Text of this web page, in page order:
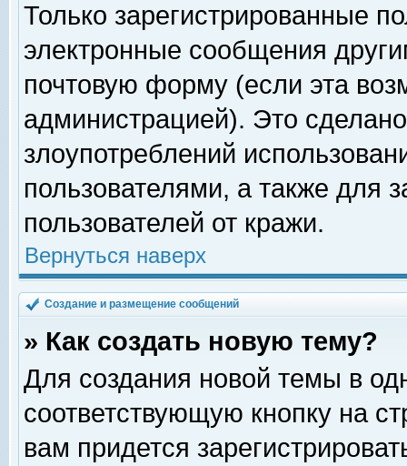
Только зарегистрированные
электронные сообщения
почтовую форму (если эта
администрацией). Это
злоупотреблений
пользователями, а также для
пользователей от кражи.
Вернуться наверх
Создание и размещение сообщений
» Как создать новую тему?
Для создания новой темы в
соответствующую кнопку на
вам придется